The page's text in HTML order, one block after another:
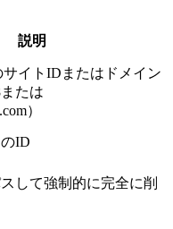
説明
サイトIDまたはドメイン
または
）
ID
して強制的に完全に削